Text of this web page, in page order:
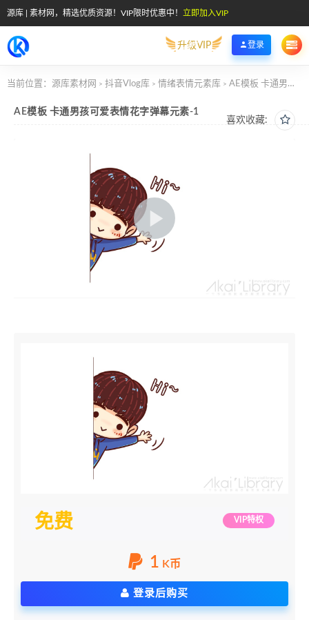
源库 | 素材网，精选优质资源！VIP限时优惠中！ 立即加入VIP
升级VIP 登录
当前位置： 源库素材网 > 抖音Vlog库 > 情绪表情元素库 > AE模板 卡通男孩可爱表情花字弹幕元素-1
喜欢收藏:
AE模板 卡通男孩可爱表情花字弹幕元素-1
免费 VIP特权
1 K币
登录后购买